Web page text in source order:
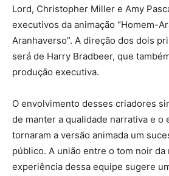
Lord, Christopher Miller e Amy
executivos da animação “Homem-
Aranhaverso”. A direção dos dois
será de Harry Bradbeer, que
produção executiva.
O envolvimento desses criadores
de manter a qualidade narrativa e o
tornaram a versão animada um
público. A união entre o tom noir da
experiência dessa equipe sugere